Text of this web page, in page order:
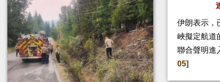
伊朗表示，
峽擬定航道
聯合聲明進
05]